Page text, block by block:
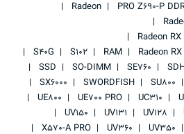
PRO Z690-P
Radeon
Radeon
Radeon
RAM
S102
S40G
SE760
SO-DIMM
SSD
SU800
SWORDFISH
SX6000
UC310
UE700 PRO
UE800
UV128
UV131
UV150
UV350
UV360
X570-A PRO